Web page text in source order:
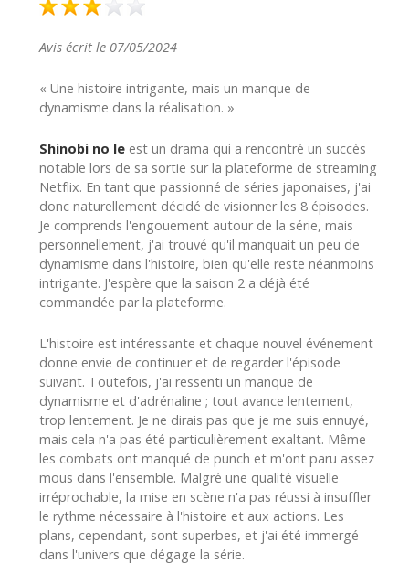
Avis écrit le 07/05/2024
« Une histoire intrigante, mais un manque de
dynamisme dans la réalisation. »
Shinobi no Ie est un drama qui a rencontré un succès
notable lors de sa sortie sur la plateforme de streaming
Netflix. En tant que passionné de séries japonaises, j'ai
donc naturellement décidé de visionner les 8 épisodes.
Je comprends l'engouement autour de la série, mais
personnellement, j'ai trouvé qu'il manquait un peu de
dynamisme dans l'histoire, bien qu'elle reste néanmoins
intrigante. J'espère que la saison 2 a déjà été
commandée par la plateforme.
L'histoire est intéressante et chaque nouvel événement
donne envie de continuer et de regarder l'épisode
suivant. Toutefois, j'ai ressenti un manque de
dynamisme et d'adrénaline ; tout avance lentement,
trop lentement. Je ne dirais pas que je me suis ennuyé,
mais cela n'a pas été particulièrement exaltant. Même
les combats ont manqué de punch et m'ont paru assez
mous dans l'ensemble. Malgré une qualité visuelle
irréprochable, la mise en scène n'a pas réussi à insuffler
le rythme nécessaire à l'histoire et aux actions. Les
plans, cependant, sont superbes, et j'ai été immergé
dans l'univers que dégage la série.